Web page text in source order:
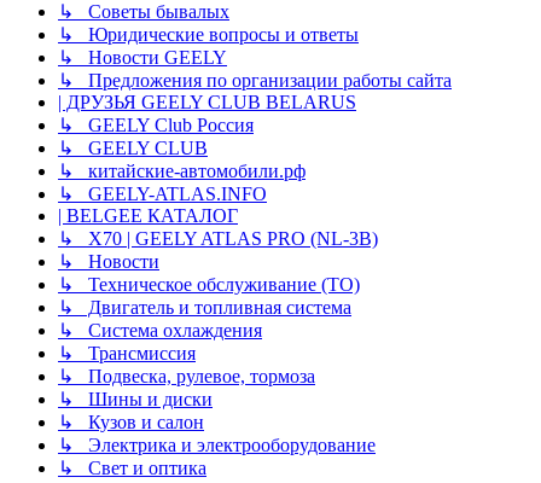
↳ Советы бывалых
↳ Юридические вопросы и ответы
↳ Новости GEELY
↳ Предложения по организации работы сайта
| ДРУЗЬЯ GEELY CLUB BELARUS
↳ GEELY Club Россия
↳ GEELY CLUB
↳ китайские-автомобили.рф
↳ GEELY-ATLAS.INFO
| BELGEE КАТАЛОГ
↳ X70 | GEELY ATLAS PRO (NL-3B)
↳ Новости
↳ Техническое обслуживание (ТО)
↳ Двигатель и топливная система
↳ Система охлаждения
↳ Трансмиссия
↳ Подвеска, рулевое, тормоза
↳ Шины и диски
↳ Кузов и салон
↳ Электрика и электрооборудование
↳ Свет и оптика